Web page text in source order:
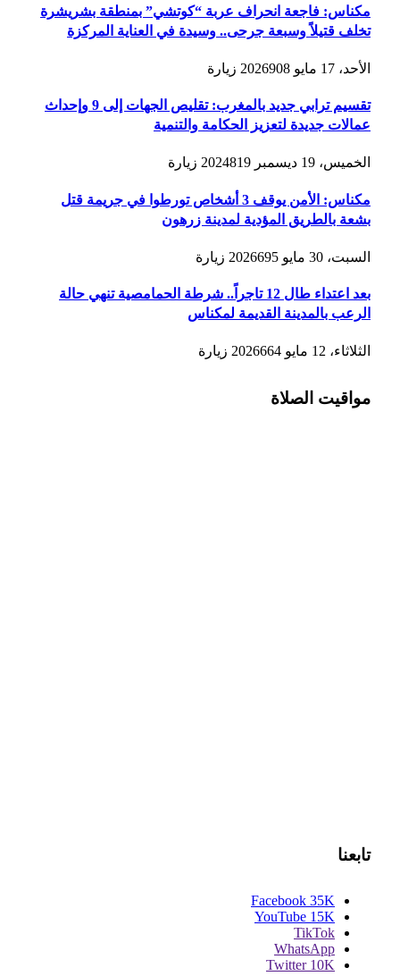
مكناس: فاجعة انحراف عربة “كوتشي” بمنطقة بشريشرة
تخلف قتيلاً وسبعة جرحى.. وسيدة في العناية المركزة
الأحد، 17 مايو 2026 908 زيارة
تقسيم ترابي جديد بالمغرب: تقليص الجهات إلى 9 وإحداث
عمالات جديدة لتعزيز الحكامة والتنمية
الخميس، 19 ديسمبر 2024 819 زيارة
مكناس: الأمن يوقف 3 أشخاص تورطوا في جريمة قتل
بشعة بالطريق المؤدية لمدينة زرهون
السبت، 30 مايو 2026 695 زيارة
بعد اعتداء طال 12 تاجراً.. شرطة الحمامصية تنهي حالة
الرعب بالمدينة القديمة لمكناس
الثلاثاء، 12 مايو 2026 664 زيارة
مواقيت الصلاة
تابعنا
Facebook 35K
YouTube 15K
TikTok
WhatsApp
Twitter 10K